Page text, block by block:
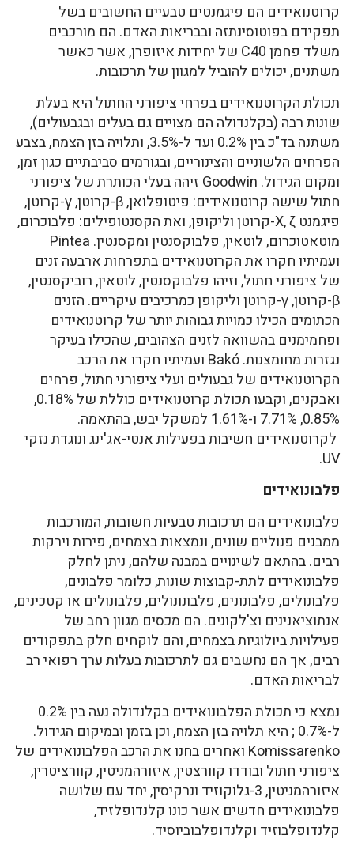
קרוטנואידים הם פיגמנטים טבעיים החשובים בשל
תפקידם בפוטוסינתזה ובבריאות האדם. הם מורכבים
משלד פחמן C40 של יחידות איזופרן, אשר כאשר
משתנים, יכולים להוביל למגוון של תרכובות.
תכולת הקרוטנואידים בפרחי ציפורני החתול היא בעלת
שונות רבה (בקלנדולה הם מצויים גם בעלים ובגבעולים),
משתנה בד"כ בין 0.2% ועד ל-3.5%, ותלויה בזן הצמח, בצבע
הפרחים הלשוניים והצינוריים, ובגורמים סביבתיים כגון זמן,
ומקום הגידול. Goodwin זיהה בעלי הכותרת של ציפורני
חתול שישה קרוטנואידים: פיטופלואן, β-קרוטן, γ-קרוטן,
פיגמנט X, ζ-קרוטן וליקופן, ואת הקסנטופילים: פלבוכרום,
מוטאטוכרום, לוטאין, פלבוקסנטין ומקסנטין. Pintea
ועמיתיו חקרו את הקרוטנואידים בתפרחות ארבעה זנים
של ציפורני חתול, וזיהו פלבוקסנטין, לוטאין, רוביקסנטין,
β-קרוטן, γ-קרוטן וליקופן כמרכיבים עיקריים. הזנים
הכתומים הכילו כמויות גבוהות יותר של קרוטנואידים
ופחמימנים בהשוואה לזנים הצהובים, שהכילו בעיקר
נגזרות מחומצנות. Bakó ועמיתיו חקרו את הרכב
הקרוטנואידים של גבעולים ועלי ציפורני חתול, פרחים
ואבקנים, וקבעו תכולת קרוטנואידים כוללת של 0.18%,
0.85%, 7.71% ו-1.61% למשקל יבש, בהתאמה.
לקרוטנואידים חשיבות בפעילות אנטי-אג'ינג ונוגדת נזקי
UV.
פלבונואידים
פלבונואידים הם תרכובות טבעיות חשובות, המורכבות
ממבנים פנוליים שונים, ונמצאות בצמחים, פירות וירקות
רבים. בהתאם לשינויים במבנה שלהם, ניתן לחלק
פלבונואידים לתת-קבוצות שונות, כלומר פלבונים,
פלבונולים, פלבונונים, פלבונונולים, פלבונולים או קטכינים,
אנתוציאנינים וצ'לקונים. הם מכסים מגוון רחב של
פעילויות ביולוגיות בצמחים, והם לוקחים חלק בתפקודים
רבים, אך הם נחשבים גם לתרכובות בעלות ערך רפואי רב
לבריאות האדם.
נמצא כי תכולת הפלבונואידים בקלנדולה נעה בין 0.2%
ל-0.7% ; היא תלויה בזן הצמח, וכן בזמן ובמיקום הגידול.
Komissarenko ואחרים בחנו את הרכב הפלבונואידים של
ציפורני חתול ובודדו קוורצטין, איזורהמניטין, קוורציטרין,
איזורהמניטין, 3-גלוקוזיד ונרקיסין, יחד עם שלושה
פלבונואידים חדשים אשר כונו קלנדופלזיד,
קלנדופלבוזיד וקלנדופלבוביוסיד.